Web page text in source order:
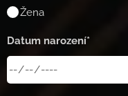
Žena
Datum narození*